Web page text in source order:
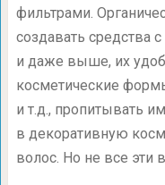
фильтрами.
создавать средства
и даже выше, их
косметические
и т.д., пропитывать
в декоративную
волос. Но не все эти